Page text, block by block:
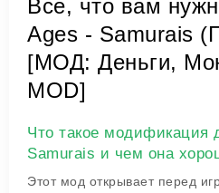
Все, что вам
Ages - Samurais
[МОД: Деньги,
MOD]
Что такое модификация
Samurais и чем она
Этот мод открывает перед